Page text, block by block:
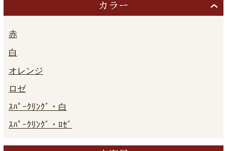
カラー
赤
白
オレンジ
ロゼ
ｽﾊﾟｰｸﾘﾝｸﾞ・白
ｽﾊﾟｰｸﾘﾝｸﾞ・ﾛｾﾞ